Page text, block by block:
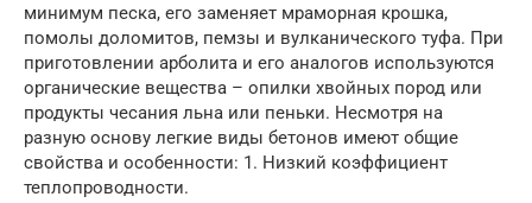
минимум песка, его заменяет мраморная крошка,
помолы доломитов, пемзы и вулканического туфа. При
приготовлении арболита и его аналогов используются
органические вещества – опилки хвойных пород или
продукты чесания льна или пеньки. Несмотря на
разную основу легкие виды бетонов имеют общие
свойства и особенности: 1. Низкий коэффициент
теплопроводности.